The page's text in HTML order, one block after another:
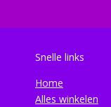
Snelle links
Home
Alles winkelen